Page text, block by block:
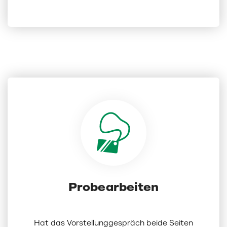
Probearbeiten
Hat das Vorstellunggespräch beide Seiten